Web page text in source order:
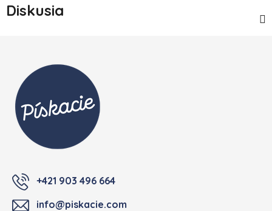
Diskusia
+421 903 496 664
info@piskacie.com